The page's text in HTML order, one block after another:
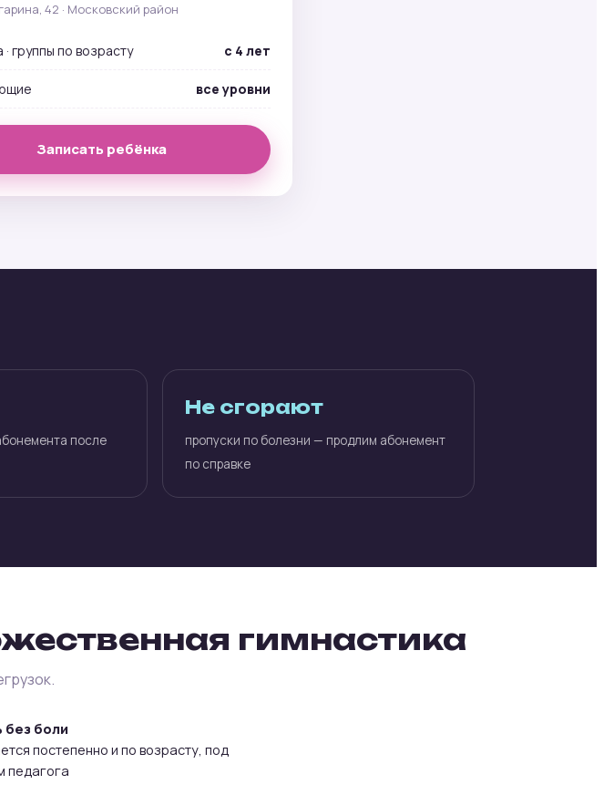
42 · Московский район
· группы по возрасту с 4 лет
все уровни
Записать ребёнка
после
Не сгорают
пропуски по болезни — продлим абонемент
по справке
гимнастика
без боли
постепенно и по возрасту, под
педагога